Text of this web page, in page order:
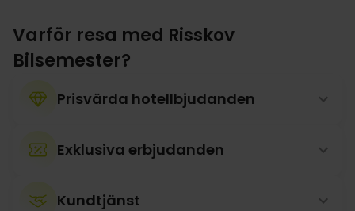
Varför resa med Risskov
Bilsemester?
Prisvärda hotellbjudanden
Exklusiva erbjudanden
Kundtjänst